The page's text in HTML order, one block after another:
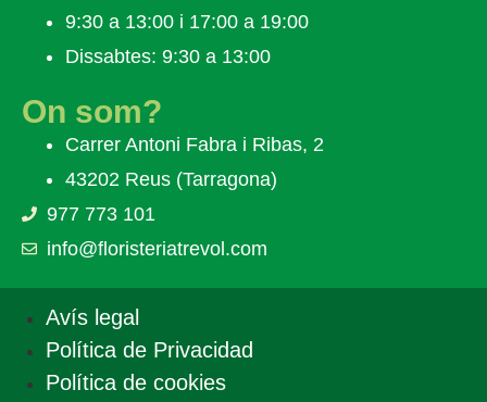
9:30 a 13:00 i 17:00 a 19:00
Dissabtes: 9:30 a 13:00
On som?
Carrer Antoni Fabra i Ribas, 2
43202 Reus (Tarragona)
977 773 101
info@floristeriatrevol.com
Avís legal
Política de Privacidad
Política de cookies